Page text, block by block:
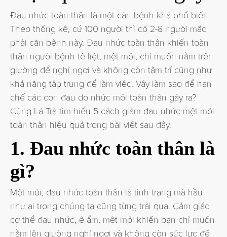
Đau nhức toàn thân là một căn bệnh khá phổ biến.
Theo thống kê, cứ 100 người thì có 2-8 người mắc
phải căn bệnh này. Đau nhức toàn thân khiến toàn
thân người bệnh tê liệt, mệt mỏi, chỉ muốn nằm trên
giường để nghỉ ngơi và không còn tâm trí cũng như
khả năng tập trung để làm việc. Vậy làm sao để hạn
chế các cơn đau do nhức mỏi toàn thân gây ra?
Cùng Lá Trà tìm hiểu 5 cách giảm đau nhức mệt mỏi
toàn thân hiệu quả trong bài viết sau đây.
1. Đau nhức toàn thân là
gì?
Mệt mỏi, đau nhức toàn thân là tình trạng mà hầu
như ai trong chúng ta cũng từng trải qua. Cảm giác
cơ thể đau nhức, ê ẩm, mệt mỏi khiến bạn chỉ muốn
nằm lên giường nghỉ ngơi và không còn sức lực để